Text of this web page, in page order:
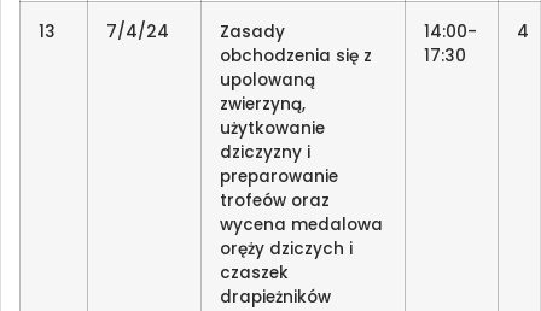
13 7/4/24
Zasady
obchodzenia się z
upolowaną
zwierzyną,
użytkowanie
dziczyzny i
preparowanie
trofeów oraz
wycena medalowa
oręży dziczych i
czaszek
drapieżników
14:00-
17:30
4